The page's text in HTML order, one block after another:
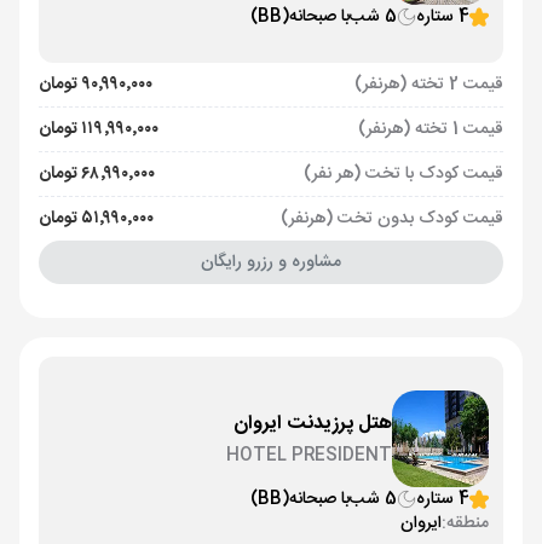
4 ستاره 5 شب با صبحانه(BB)
قیمت 2 تخته (هرنفر)
۹۰٬۹۹۰٬۰۰۰ تومان
قیمت 1 تخته (هرنفر)
۱۱۹٬۹۹۰٬۰۰۰ تومان
قیمت کودک با تخت (هر نفر)
۶۸٬۹۹۰٬۰۰۰ تومان
قیمت کودک بدون تخت (هرنفر)
۵۱٬۹۹۰٬۰۰۰ تومان
مشاوره و رزرو رایگان
هتل پرزیدنت ایروان
HOTEL PRESIDENT
4 ستاره
5 شب با صبحانه(BB)
منطقه:ایروان